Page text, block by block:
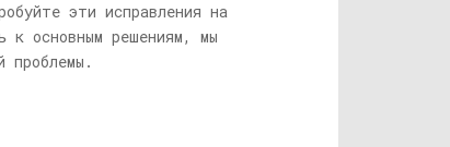
эти исправления на
к основным решениям, мы
проблемы.